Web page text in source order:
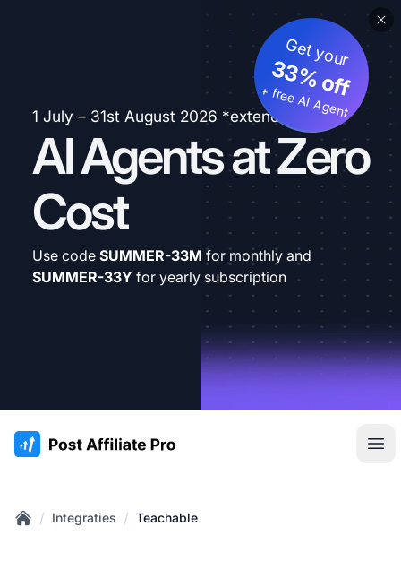
1 July – 31st August 2026 *extended
AI Agents at Zero
Cost
Get your
33% off
+ free AI Agent
Use code SUMMER-33M for monthly and
SUMMER-33Y for yearly subscription
:site.title
/ Integraties / Teachable